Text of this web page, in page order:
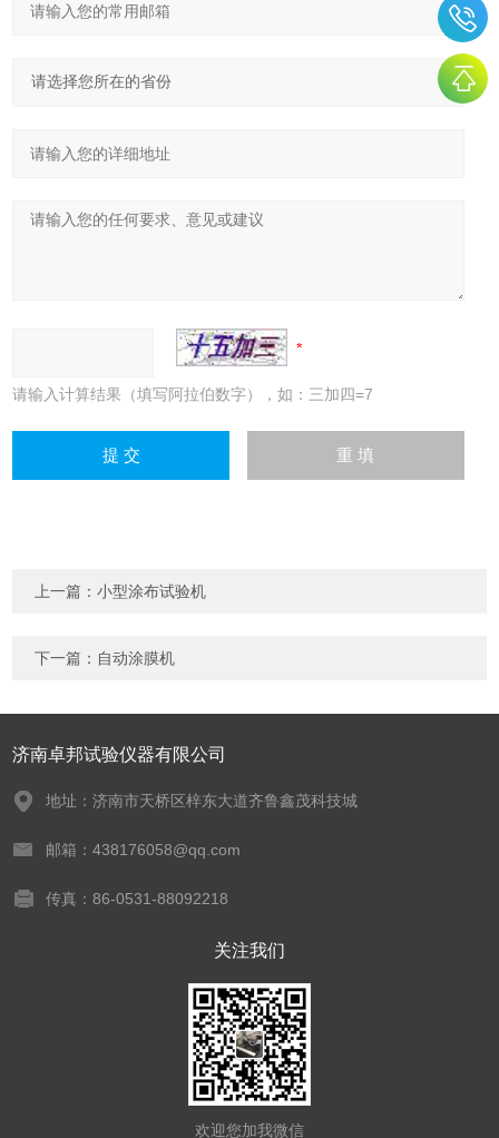
请输入计算结果（填写阿拉伯数字），如：三加四=7
上一篇：小型涂布试验机
下一篇： 自动涂膜机
济南卓邦试验仪器有限公司
地址：济南市天桥区梓东大道齐鲁鑫茂科技城
邮箱：438176058@qq.com
传真：86-0531-88092218
关注我们
欢迎您加我微信